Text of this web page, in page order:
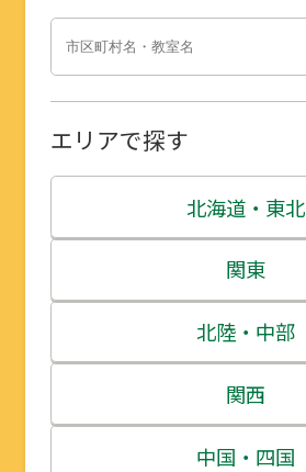
エリアで探す
北海道・東北
北海道
青森県
岩手県
宮城県
関東
茨城県
栃木県
群馬県
北陸・中部
新潟県
富山県
関西
三重県
中国・四国